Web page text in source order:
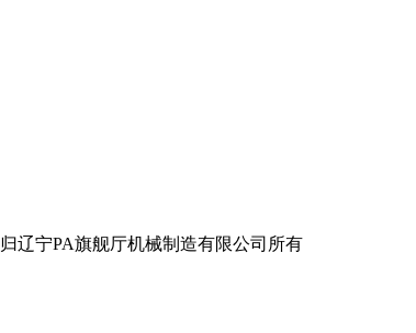
PA旗舰厅机械制造有限公司所有